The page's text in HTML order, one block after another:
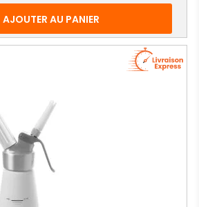
AJOUTER AU PANIER